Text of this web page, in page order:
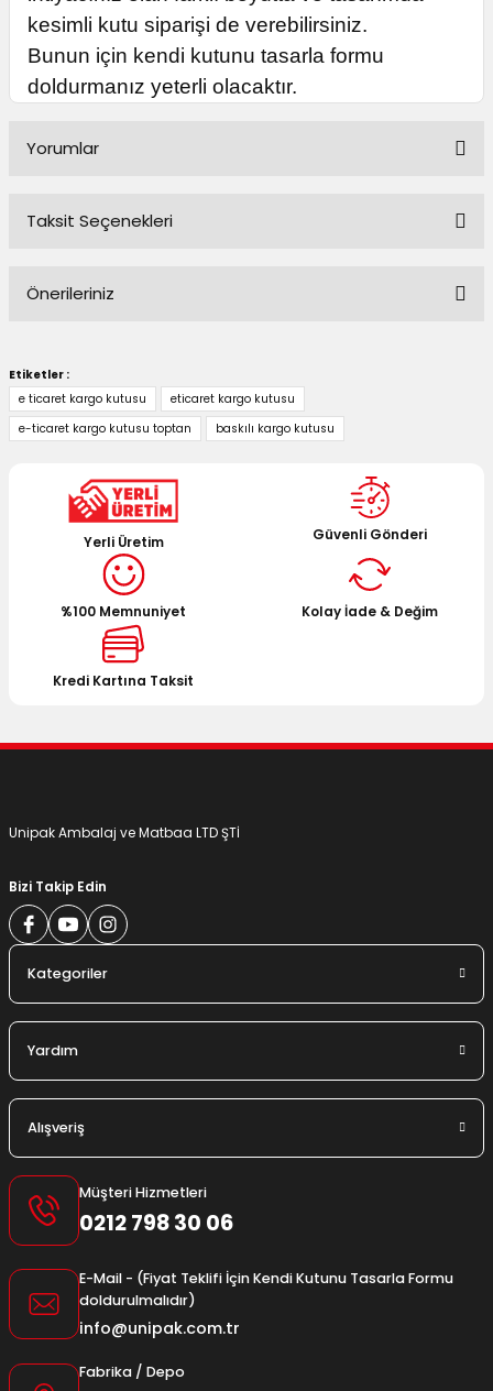
kesimli kutu siparişi de verebilirsiniz.
Bunun için kendi kutunu tasarla formu
doldurmanız yeterli olacaktır.
Yorumlar
Taksit Seçenekleri
Önerileriniz
konularda yetersiz gördüğünüz noktaları öneri formunu
kullanarak tarafımıza iletebilirsiniz.
Görüş ve önerileriniz için teşekkür ederiz.
Ürün açıklamasında eksik bilgiler bulunuyor.
Ürün fiyatı diğer sitelerden daha pahalı.
Bu ürüne benzer farklı alternatifler olmalı.
Etiketler :
e ticaret kargo kutusu
eticaret kargo kutusu
e-ticaret kargo kutusu toptan
baskılı kargo kutusu
Yerli Üretim Güvenli Gönderi
%100 Memnuniyet Kolay İade & Değim
Kredi Kartına Taksit
Unipak Ambalaj ve Matbaa LTD ŞTİ
Bizi Takip Edin
Kategoriler
Yardım
Alışveriş
Müşteri Hizmetleri
0212 798 30 06
E-Mail - (Fiyat Teklifi İçin Kendi Kutunu Tasarla Formu
doldurulmalıdır)
info@unipak.com.tr
Fabrika / Depo